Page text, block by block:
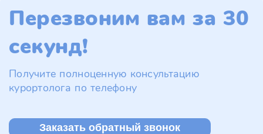
Перезвоним вам за 30
секунд!
Получите полноценную консультацию
курортолога по телефону
Заказать обратный звонок